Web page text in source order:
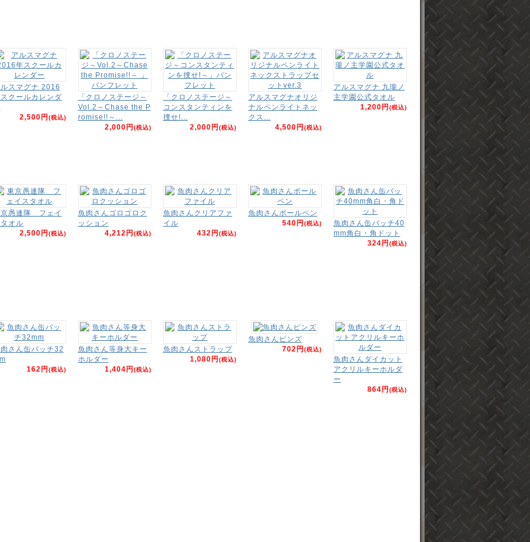
スマグナ 2016
クールカレンダ
2,500円(税込)
「クロノステージ～
Vol.2～Chase the P
romise!!～...
2,000円(税込)
「クロノステージ～
コンスタンティンを
捜せ!...
2,000円(税込)
アルスマグナオリジ
ナルペンライトネッ
クス...
4,500円(税込)
アルスマグナ 九瓏ノ
主学園公式タオル
1,200円(税込)
愚連隊 フェイ
オル
2,500円(税込)
魚肉さんゴロゴロク
ッション
4,212円(税込)
魚肉さんクリアファ
イル
432円(税込)
魚肉さんボールペン
540円(税込)
魚肉さん缶バッチ40
mm角白・角ドット
324円(税込)
さん缶バッチ32
162円(税込)
魚肉さん等身大キー
ホルダー
1,404円(税込)
魚肉さんストラップ
1,080円(税込)
魚肉さんピンズ
702円(税込)
魚肉さんダイカット
アクリルキーホルダ
ー
864円(税込)